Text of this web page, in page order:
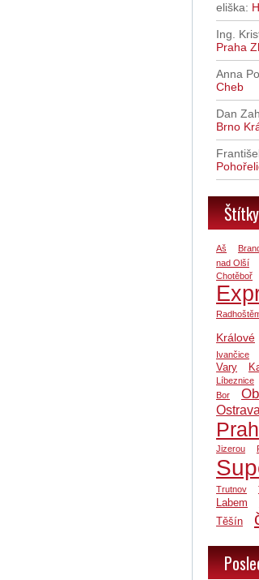
eliška:
Ing.
Praha
Anna
Cheb
Dan
Brno
Štítky
Aš
nad Olší
Chotěboř
Králové
Ivančice
Vary
Líbeznice
Bor
Ostrava
Jizerou
Trutnov
Labem
Těšín